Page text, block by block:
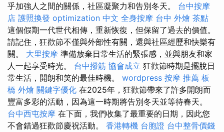
乎加強人之間的關係，社區凝聚力和告別冬天。 台中按摩
店 護照換發 optimization 中文 全身按摩 台中 外燴 茶點
這個假期一代世代相傳，重新恢復，但保留了過去的價值。
請記住，狂歡節不僅與外部性有關，還與社區經歷和快樂有
關。 大里按摩 準備放棄日常生活的緊張感，並與朋友和家
人一起享受時光。 台中撥筋 協會成立 狂歡節時期是擺脫日
常生活，開朗和笑的最佳時機。 wordpress 按摩 推薦 板
橋 外燴 關鍵字優化 在2025年，狂歡節帶來了許多開朗而
豐富多彩的活動，因為這一時期將告別冬天並等待春天。
台中西屯按摩 在下面，我們收集了最重要的日期，因此您
不會錯過狂歡節慶祝活動。 香港轉機 台胞證 台中整骨價錢